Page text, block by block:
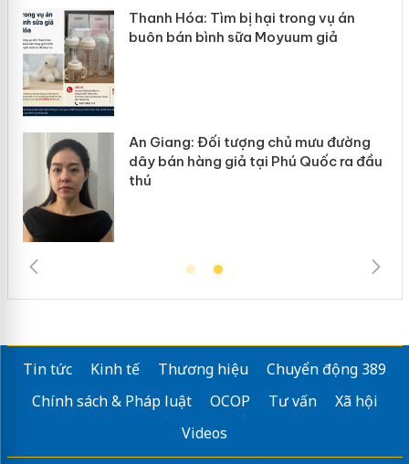
Thanh Hóa: Tìm bị hại trong vụ án
buôn bán bình sữa Moyuum giả
An Giang: Đối tượng chủ mưu đường
dây bán hàng giả tại Phú Quốc ra đầu
thú
Tin tức Kinh tế Thương hiệu
Chuyển động 389
Chính sách & Pháp luật
OCOP Tư vấn
Xã hội
Videos